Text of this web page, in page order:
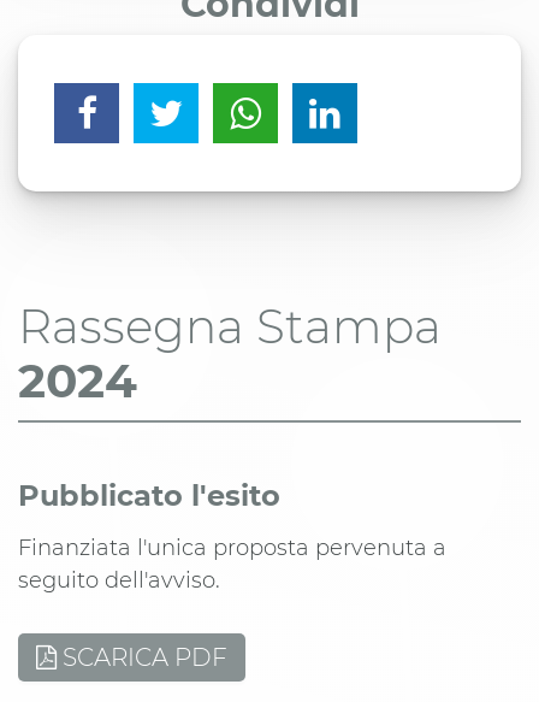
Rassegna Stampa
2024
Pubblicato l'esito
Finanziata l'unica proposta pervenuta a
seguito dell'avviso.
SCARICA PDF